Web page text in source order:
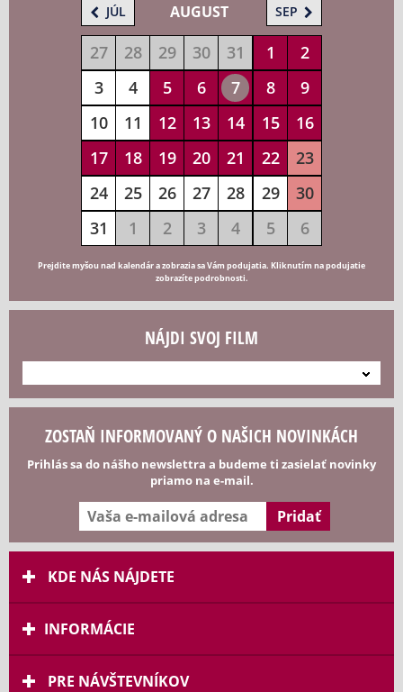
JÚL AUGUST SEP
27 28 29 30 31 1
2
3
4 5 6 7 8
9
10
11 12 13 14 15
16
17
18 19 20 21 22
23
24
25 26 27 28 29
30
31
1 2 3 4 5 6
Prejdite myšou nad kalendár a zobrazia sa Vám podujatia. Kliknutím na podujatie
zobrazíte podrobnosti.
NÁJDI SVOJ FILM
ZOSTAŇ INFORMOVANÝ O NAŠICH NOVINKÁCH
Prihlás sa do nášho newslettra a budeme ti zasielať novinky
priamo na e-mail.
KDE NÁS NÁJDETE
INFORMÁCIE
PRE NÁVŠTEVNÍKOV